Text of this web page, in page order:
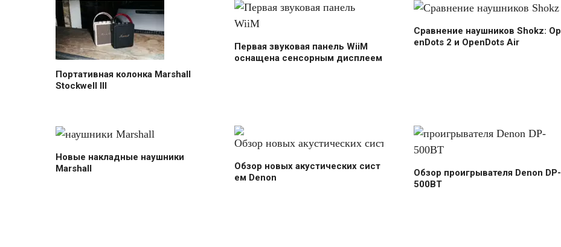
Портативная колонка Marshall
Stockwell III
Первая звуковая панель WiiM
оснащена сенсорным дисплеем
Сравнение наушников Shokz: Op
enDots 2 и OpenDots Air
Новые накладные наушники
Marshall
Обзор новых акустических сист
ем Denon
Обзор проигрывателя Denon DP-
500BT